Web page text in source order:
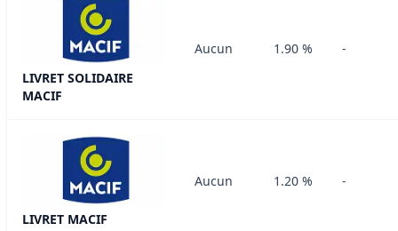
LIVRET SOLIDAIRE
MACIF
Aucun 1.90 % -
LIVRET MACIF
Aucun 1.20 % -